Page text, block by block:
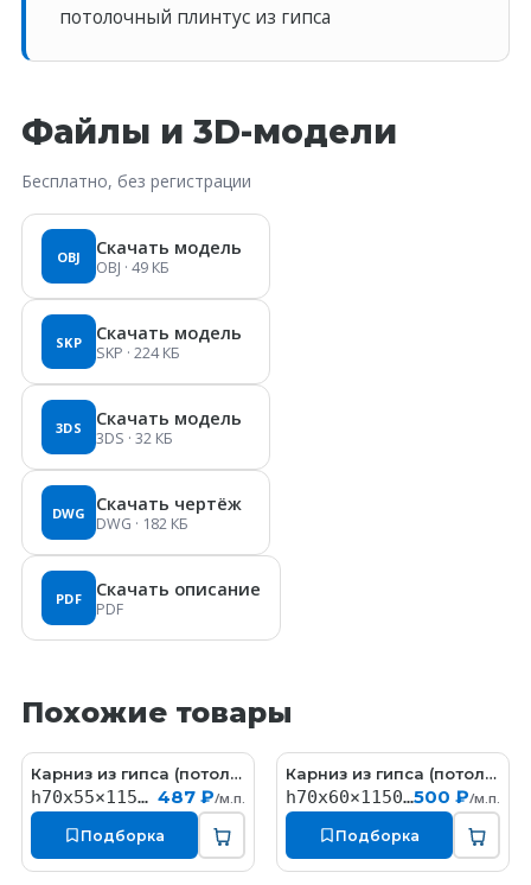
потолочный плинтус из гипса
Файлы и 3D-модели
Бесплатно, без регистрации
OBJ Скачать модель
OBJ · 49 КБ
SKP Скачать модель
SKP · 224 КБ
3DS Скачать модель
3DS · 32 КБ
DWG Скачать чертёж
DWG · 182 КБ
PDF Скачать описание
PDF
Похожие товары
KT058Карниз из гипса (потолочный плинтус) (h70x55мм)
h70x55×1150мм 487 ₽/м.п.
Подборка
КT323Карниз из гипса (потолочный плинтус) (h70x60мм)
h70x60×1150мм500 ₽/м.п.
Подборка